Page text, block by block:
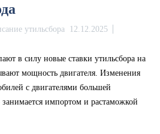
утильсбора 12.12.2025
в силу новые ставки утильсбора на
мощность двигателя. Изменения
с двигателями большей
импортом и растаможкой